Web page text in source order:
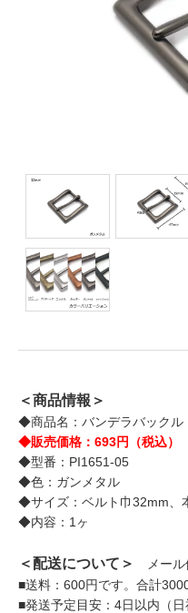
＜商品情報＞
◆商品名：バンデラバックル
◆販売価格：693円（税込）
◆型番：PI1651-05
◆色：ガンメタル
◆サイズ：ベルト巾32mm、
◆内容：1ヶ
＜配送について＞
メール
■送料：600円です。合計
■発送予定目安：4日以内（日